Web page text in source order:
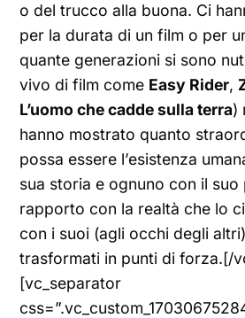
o del trucco alla buona. Ci
per la durata di un film o per
quante generazioni si sono
vivo di film come Easy Rider,
L’uomo che cadde sulla terra)
hanno mostrato quanto
possa essere l’esistenza
sua storia e ognuno con il
rapporto con la realtà che lo
con i suoi (agli occhi degli
trasformati in punti di forza.[/
[vc_separator